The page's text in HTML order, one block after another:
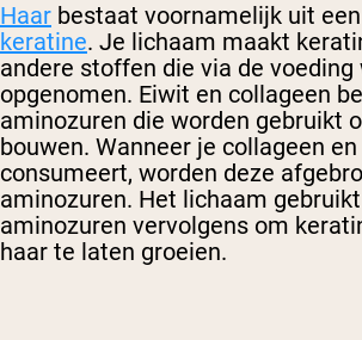
Haar bestaat voornamelijk uit
keratine. Je lichaam maakt
andere stoffen die via de voeding
opgenomen. Eiwit en collageen
aminozuren die worden gebruikt
bouwen. Wanneer je collageen
consumeert, worden deze
aminozuren. Het lichaam
aminozuren vervolgens om
haar te laten groeien.